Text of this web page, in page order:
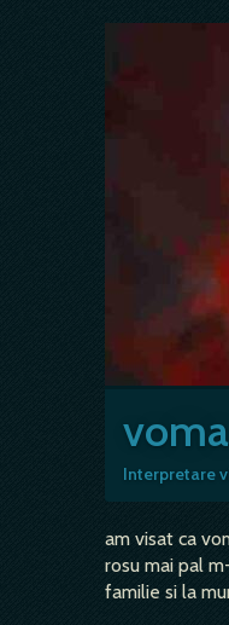
Interpretare
am visat ca
rosu mai pal
familie si la